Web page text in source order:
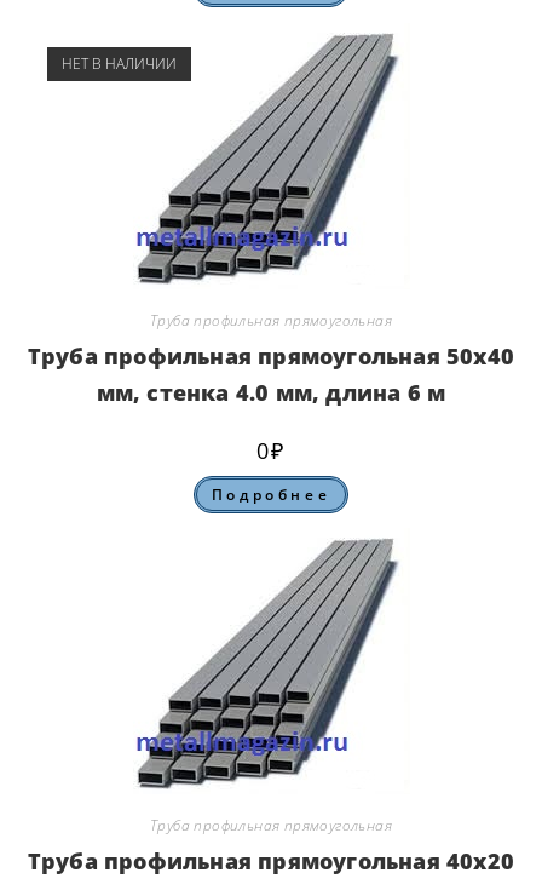
НЕТ В НАЛИЧИИ
Труба профильная прямоугольная
Труба профильная прямоугольная 50х40
мм, стенка 4.0 мм, длина 6 м
0₽
Подробнее
Труба профильная прямоугольная
Труба профильная прямоугольная 40х20